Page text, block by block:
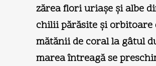
zărea flori uriaşe şi albe
chilii părăsite şi orbitoare
mătănii de coral la gâtul
marea întreagă se